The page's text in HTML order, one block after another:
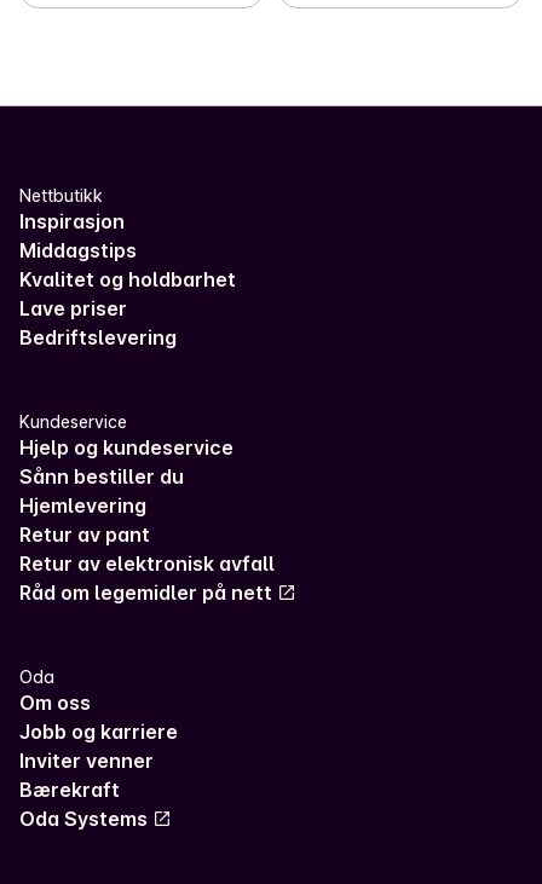
Nettbutikk
Inspirasjon
Middagstips
Kvalitet og holdbarhet
Lave priser
Bedriftslevering
Kundeservice
Hjelp og kundeservice
Sånn bestiller du
Hjemlevering
Retur av pant
Retur av elektronisk avfall
Råd om legemidler på nett
Oda
Om oss
Jobb og karriere
Inviter venner
Bærekraft
Oda Systems